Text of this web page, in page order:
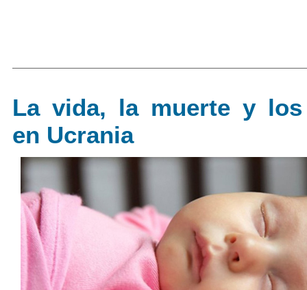
La vida, la muerte y los
en Ucrania